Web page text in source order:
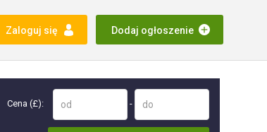
Zaloguj się Dodaj ogłoszenie
Cena (£): -